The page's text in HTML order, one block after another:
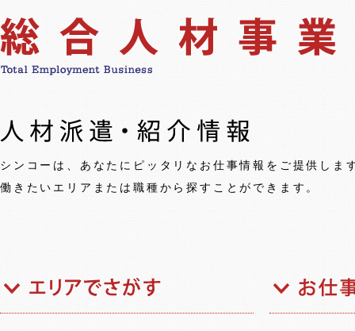
シンコーは、あなたにピッタリなお仕事情報をご提供しま
働きたいエリアまたは職種から探すことができます。